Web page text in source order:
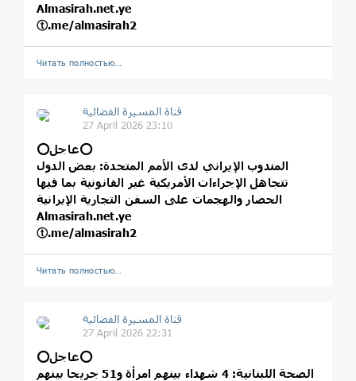
Almasirah.net.ye
ⓣ.me/almasirah2
Читать полностью…
قناة المسيرة الفضائية
27 April 2026 23:10
⭕️عاجل⭕️
المندوب الإيراني لدى الأمم المتحدة: بعض الدول
تتجاهل الإجراءات الأمريكية غير القانونية بما فيها
الحصار والهجمات على السفن التجارية الإيرانية
Almasirah.net.ye
ⓣ.me/almasirah2
Читать полностью…
قناة المسيرة الفضائية
27 April 2026 22:31
⭕️عاجل⭕️
الصحة اللبنانية: 4 شهداء بينهم امرأة و51 جريحا بينهم